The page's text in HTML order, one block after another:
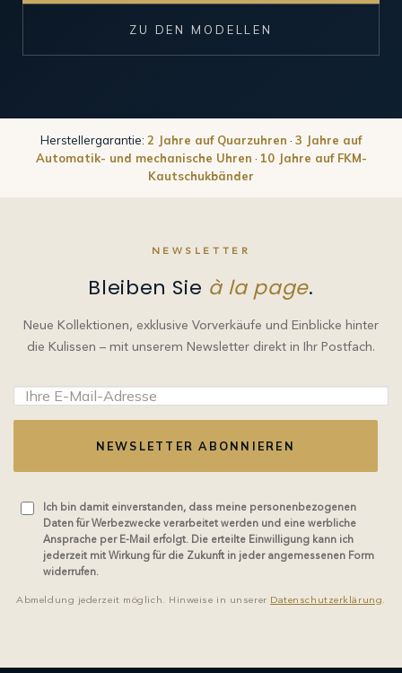
ZU DEN MODELLEN
Herstellergarantie: 2 Jahre auf Quarzuhren · 3 Jahre auf
Automatik- und mechanische Uhren · 10 Jahre auf FKM-
Kautschukbänder
NEWSLETTER
Bleiben Sie à la page.
Neue Kollektionen, exklusive Vorverkäufe und Einblicke hinter
die Kulissen – mit unserem Newsletter direkt in Ihr Postfach.
NEWSLETTER ABONNIEREN
Ich bin damit einverstanden, dass meine personenbezogenen
Daten für Werbezwecke verarbeitet werden und eine werbliche
Ansprache per E-Mail erfolgt. Die erteilte Einwilligung kann ich
jederzeit mit Wirkung für die Zukunft in jeder angemessenen Form
widerrufen.
Abmeldung jederzeit möglich. Hinweise in unserer Datenschutzerklärung.